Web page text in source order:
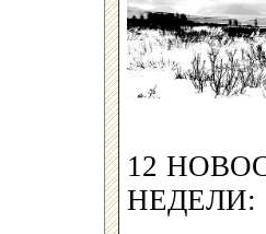
12
НЕДЕЛИ: